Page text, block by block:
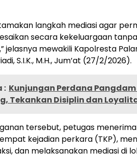
langkah mediasi agar
secara kekeluargaan
jelasnya mewakili Kapolresta
S.I.K., M.H., Jum’at (27/2/2026).
: Kunjungan Perdana Pangdam
Tekankan Disiplin dan
tersebut, petugas
kejadian perkara (TKP),
dan melaksanakan mediasi di